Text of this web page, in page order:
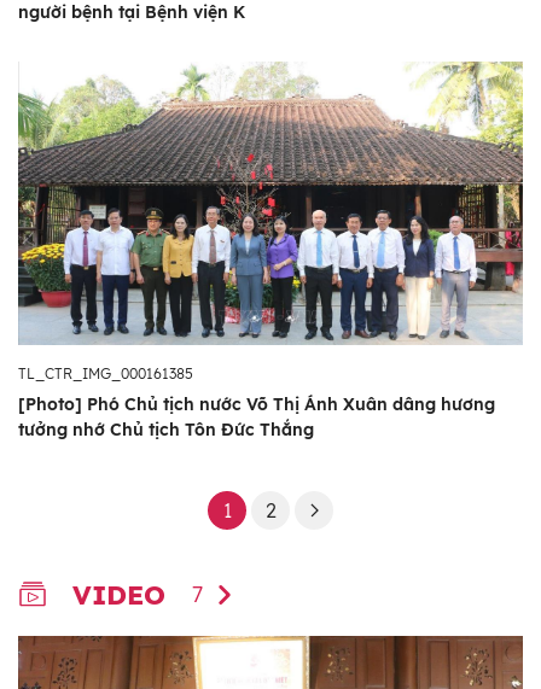
người bệnh tại Bệnh viện K
TL_CTR_IMG_000161385
[Photo] Phó Chủ tịch nước Võ Thị Ánh Xuân dâng hương
tưởng nhớ Chủ tịch Tôn Đức Thắng
1 2
VIDEO 7